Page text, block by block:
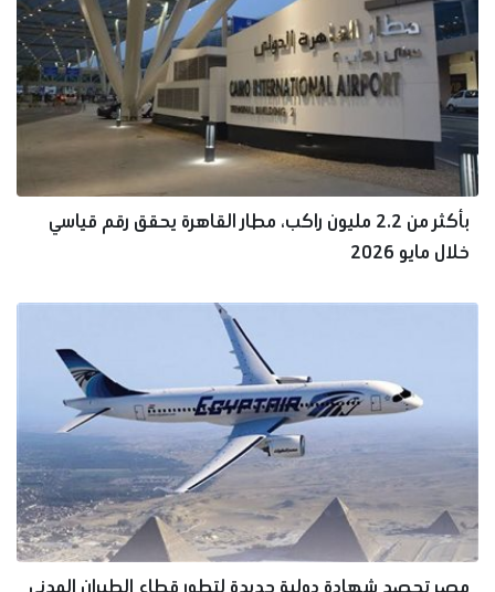
بأكثر من 2.2 مليون راكب، مطار القاهرة يحقق رقم قياسي
خلال مايو 2026